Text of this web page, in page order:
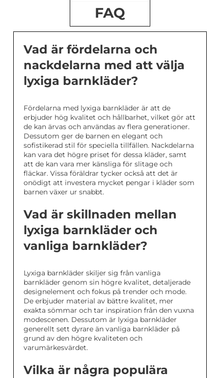
FAQ
Vad är fördelarna och
nackdelarna med att välja
lyxiga barnkläder?
Fördelarna med lyxiga barnkläder är att de
erbjuder hög kvalitet och hållbarhet, vilket gör att
de kan ärvas och användas av flera generationer.
Dessutom ger de barnen en elegant och
sofistikerad stil för speciella tillfällen. Nackdelarna
kan vara det högre priset för dessa kläder, samt
att de kan vara mer känsliga för slitage och
fläckar. Vissa föräldrar tycker också att det är
onödigt att investera mycket pengar i kläder som
barnen växer ur snabbt.
Vad är skillnaden mellan
lyxiga barnkläder och
vanliga barnkläder?
Lyxiga barnkläder skiljer sig från vanliga
barnkläder genom sin högre kvalitet, detaljerade
designelement och fokus på trender och mode.
De erbjuder material av bättre kvalitet, mer
exakta sömmar och tar inspiration från den vuxna
modescenen. Dessutom är lyxiga barnkläder
generellt sett dyrare än vanliga barnkläder på
grund av den högre kvaliteten och
varumärkesvärdet.
Vilka är några populära